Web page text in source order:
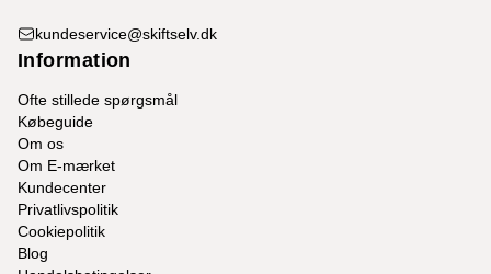
kundeservice@skiftselv.dk
Information
Ofte stillede spørgsmål
Købeguide
Om os
Om E-mærket
Kundecenter
Privatlivspolitik
Cookiepolitik
Blog